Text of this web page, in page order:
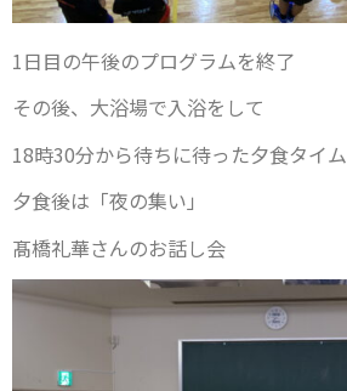
1日目の午後のプログラムを終了
その後、大浴場で入浴をして
18時30分から待ちに待った夕食タイム
夕食後は「夜の集い」
髙橋礼華さんのお話し会